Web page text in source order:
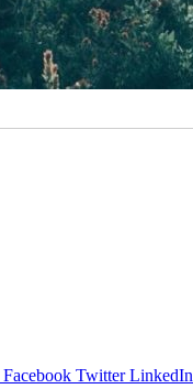
Facebook Twitter LinkedIn